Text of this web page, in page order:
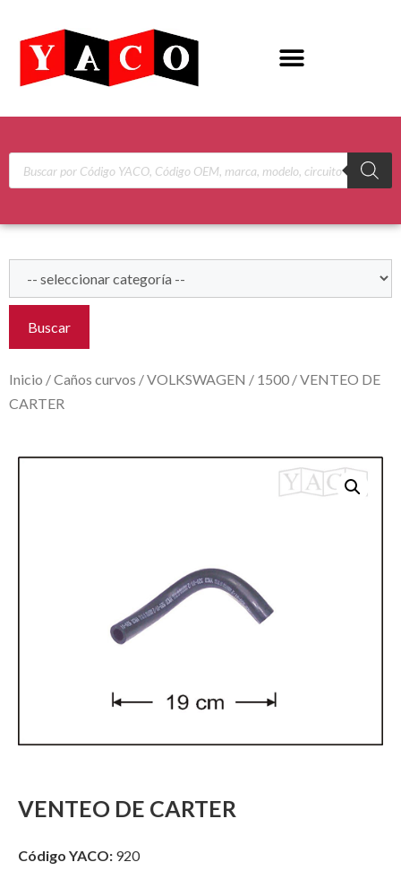
Buscar
Inicio /Caños curvos /VOLKSWAGEN / 1500 / VENTEO DE
CARTER
VENTEO DE CARTER
Código YACO: 920